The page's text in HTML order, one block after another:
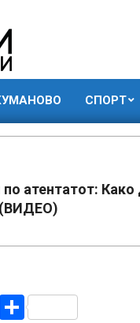
СПОРТ
атентатот: Како
(ВИДЕО)
GmailShare